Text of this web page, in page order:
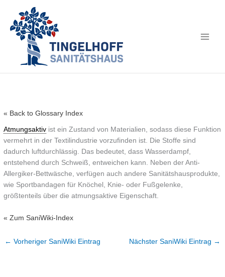
« Back to Glossary Index
Atmungsaktiv ist ein Zustand von Materialien, sodass diese Funktion
vermehrt in der Textilindustrie vorzufinden ist. Die Stoffe sind
dadurch luftdurchlässig. Das bedeutet, dass Wasserdampf,
entstehend durch Schweiß, entweichen kann. Neben der Anti-
Allergiker-Bettwäsche, verfügen auch andere Sanitätshausprodukte,
wie Sportbandagen für Knöchel, Knie- oder Fußgelenke,
größtenteils über die atmungsaktive Eigenschaft.
« Zum SaniWiki-Index
← Vorheriger SaniWiki Eintrag Nächster SaniWiki Eintrag →